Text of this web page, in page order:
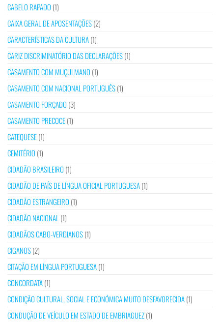
CABELO RAPADO (1)
CAIXA GERAL DE APOSENTAÇÕES(2)
CARACTERÍSTICAS DA CULTURA(1)
CARIZ DISCRIMINATÓRIO DAS DECLARAÇÕES(1)
CASAMENTO COM MUÇULMANO (1)
CASAMENTO COM NACIONAL PORTUGUÊS(1)
CASAMENTO FORÇADO (3)
CASAMENTO PRECOCE(1)
CATEQUESE(1)
CEMITÉRIO (1)
CIDADÃO BRASILEIRO (1)
CIDADÃO DE PAÍS DE LÍNGUA OFICIAL PORTUGUESA(1)
CIDADÃO ESTRANGEIRO (1)
CIDADÃO NACIONAL (1)
CIDADÃOS CABO-VERDIANOS(1)
CIGANOS(2)
CITAÇÃO EM LÍNGUA PORTUGUESA(1)
CONCORDATA(1)
CONDIÇÃO CULTURAL, SOCIAL E ECONÓMICA MUITO DESFAVORECIDA(1)
CONDUÇÃO DE VEÍCULO EM ESTADO DE EMBRIAGUEZ(1)